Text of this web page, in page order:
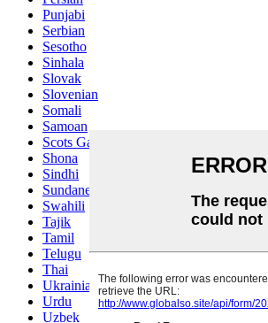
Punjabi
Serbian
Sesotho
Sinhala
Slovak
Slovenian
Somali
Samoan
Scots Gaelic
Shona
Sindhi
Sundanese
Swahili
Tajik
Tamil
Telugu
Thai
Ukrainian
Urdu
Uzbek